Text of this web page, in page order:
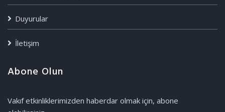
Duyurular
İletişim
Abone Olun
Vakıf etkinliklerimizden haberdar olmak için, abone